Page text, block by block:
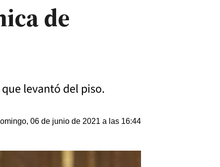
de
levantó del piso.
06 de junio de 2021 a las 16:44